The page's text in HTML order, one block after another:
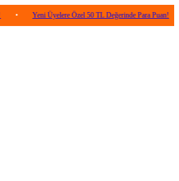
Yeni Üyelere Özel 50 TL Değerinde Para Puan! •